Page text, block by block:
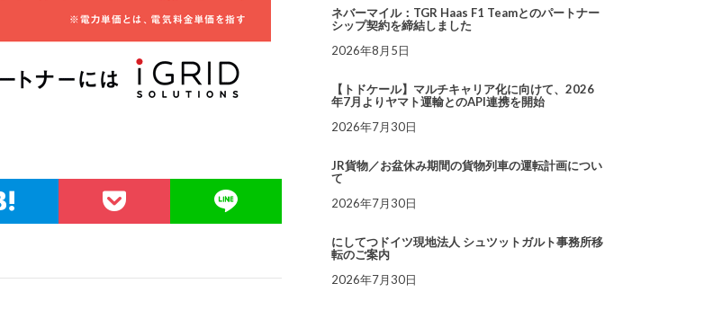
ネバーマイル：TGR Haas F1 Teamとのパートナー
シップ契約を締結しました
2026年8月5日
【トドケール】マルチキャリア化に向けて、2026
年7月よりヤマト運輸とのAPI連携を開始
2026年7月30日
JR貨物／お盆休み期間の貨物列車の運転計画につい
て
2026年7月30日
にしてつドイツ現地法人 シュツットガルト事務所移
転のご案内
2026年7月30日